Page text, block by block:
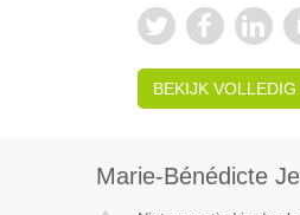
BEKIJK VOLLEDIG
Marie-Bénédicte